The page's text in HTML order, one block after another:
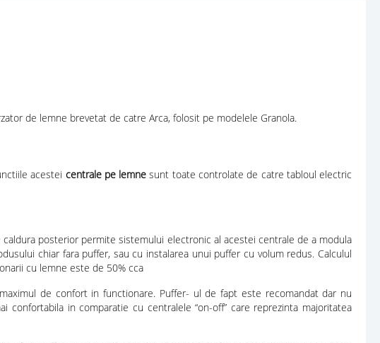
de lemne brevetat de catre Arca, folosit pe modelele Granola.
acestei centrale pe lemne sunt toate controlate de catre tabloul electric
posterior permite sistemului electronic al acestei centrale de a modula
chiar fara puffer, sau cu instalarea unui puffer cu volum redus. Calculul
cu lemne este de 50% cca
de confort in functionare. Puffer- ul de fapt este recomandat dar nu
in comparatie cu centralele “on-off” care reprezinta majoritatea